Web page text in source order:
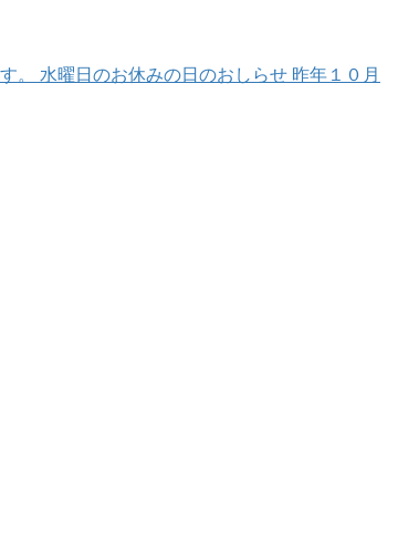
。 水曜日のお休みの日のおしらせ 昨年１０月